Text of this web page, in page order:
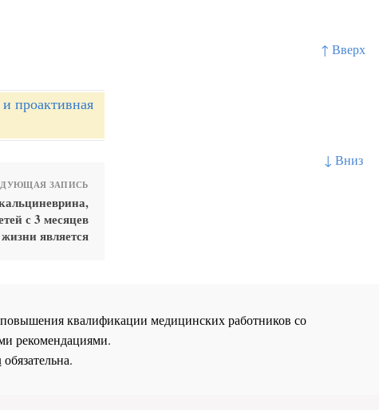
↑ Вверх
↓ Вниз
проактивная
ЗАПИСЬ
с 3 месяцев
жизни является
квалификации медицинских работников со
рекомендациями.
обязательна.